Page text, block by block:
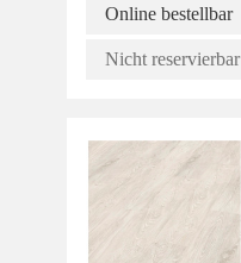
Online bestellbar
Nicht reservierbar